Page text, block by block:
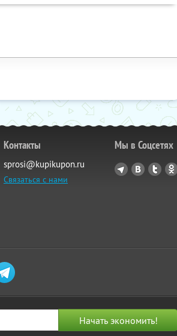
Контакты
sprosi@kupikupon.ru
Связаться с нами
Мы в Соцсетях